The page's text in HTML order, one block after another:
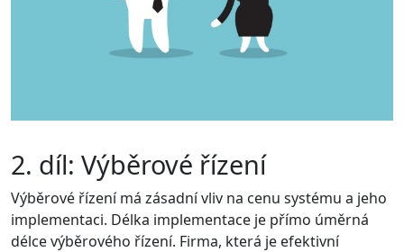
2. díl: Výběrové řízení
Výběrové řízení má zásadní vliv na cenu systému a jeho
implementaci. Délka implementace je přímo úměrná
délce výběrového řízení. Firma, která je efektivní